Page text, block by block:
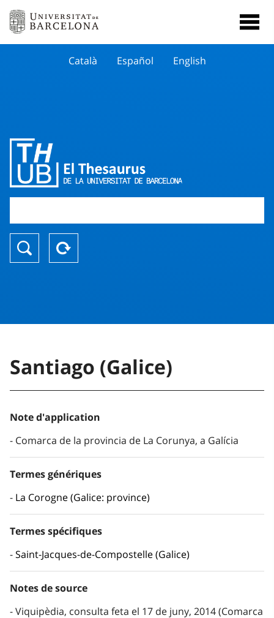
Català Español English
Santiago (Galice)
Note d'application
Comarca de la provincia de La Corunya, a Galícia
Termes génériques
La Corogne (Galice: province)
Termes spécifiques
Saint-Jacques-de-Compostelle (Galice)
Notes de source
Viquipèdia, consulta feta el 17 de juny, 2014 (Comarca